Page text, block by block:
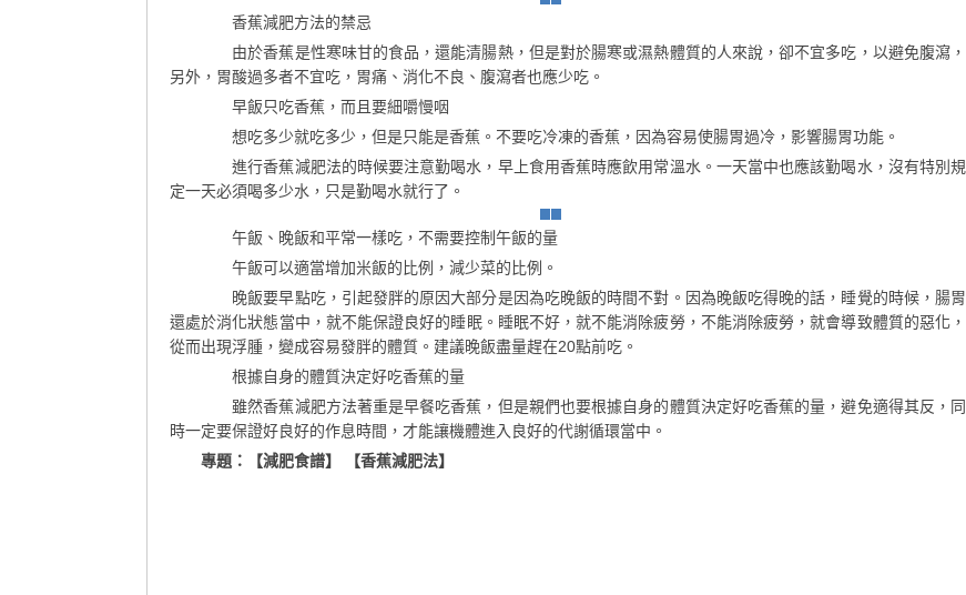
香蕉減肥方法的禁忌
由於香蕉是性寒味甘的食品，還能清腸熱，但是對於腸寒或濕熱體質的人來說，卻不宜多吃，以避免腹瀉，
另外，胃酸過多者不宜吃，胃痛、消化不良、腹瀉者也應少吃。
早飯只吃香蕉，而且要細嚼慢咽
想吃多少就吃多少，但是只能是香蕉。不要吃冷凍的香蕉，因為容易使腸胃過冷，影響腸胃功能。
進行香蕉減肥法的時候要注意勤喝水，早上食用香蕉時應飲用常溫水。一天當中也應該勤喝水，沒有特別規
定一天必須喝多少水，只是勤喝水就行了。
午飯、晚飯和平常一樣吃，不需要控制午飯的量
午飯可以適當增加米飯的比例，減少菜的比例。
晚飯要早點吃，引起發胖的原因大部分是因為吃晚飯的時間不對。因為晚飯吃得晚的話，睡覺的時候，腸胃
還處於消化狀態當中，就不能保證良好的睡眠。睡眠不好，就不能消除疲勞，不能消除疲勞，就會導致體質的惡化，
從而出現浮腫，變成容易發胖的體質。建議晚飯盡量趕在20點前吃。
根據自身的體質決定好吃香蕉的量
雖然香蕉減肥方法著重是早餐吃香蕉，但是親們也要根據自身的體質決定好吃香蕉的量，避免適得其反，同
時一定要保證好良好的作息時間，才能讓機體進入良好的代謝循環當中。
專題：【減肥食譜】 【香蕉減肥法】